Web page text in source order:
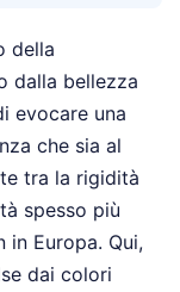
della
dalla bellezza
evocare una
che sia al
tra la rigidità
spesso più
Europa. Qui,
dai colori